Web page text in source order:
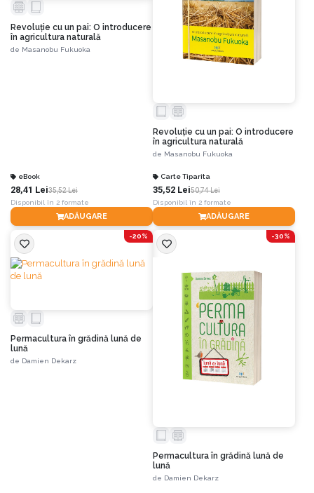
Revoluție cu un pai: O introducere
în agricultura naturală
de Masanobu Fukuoka
eBook
28,41 Lei35,52 Lei
Disponibil în 2 formate
ADĂUGARE
Revoluție cu un pai: O introducere
în agricultura naturală
de Masanobu Fukuoka
Carte Tiparita
35,52 Lei50,74 Lei
Disponibil în 2 formate
ADĂUGARE
-20%
Permacultura în grădină lună de
lună
de Damien Dekarz
-30%
Permacultura în grădină lună de
lună
de Damien Dekarz